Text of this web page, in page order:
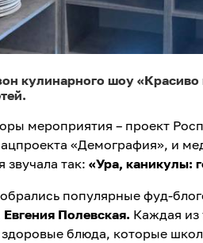
кулинарного шоу
мероприятия – проект
«Демография», и
звучала так: «Ура, каникулы:
популярные фуд-
Полевская. Каждая из
блюда, которые